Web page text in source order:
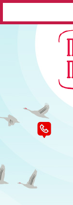
Контакты